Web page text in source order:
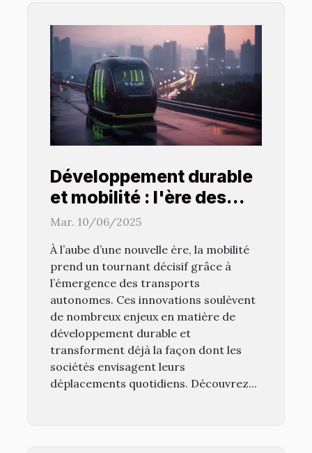
Développement durable
et mobilité : l'ère des
transports autonomes
Mar. 10/06/2025
À l’aube d’une nouvelle ère, la mobilité
prend un tournant décisif grâce à
l’émergence des transports
autonomes. Ces innovations soulèvent
de nombreux enjeux en matière de
développement durable et
transforment déjà la façon dont les
sociétés envisagent leurs
déplacements quotidiens. Découvrez...